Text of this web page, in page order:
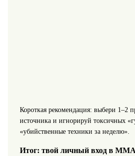
Короткая рекомендация: выбери 1–2
источника и игнорируй токсичных
«убийственные техники за неделю».
Итог: твой личный вход в